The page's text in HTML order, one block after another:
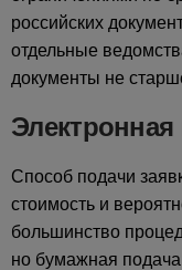
российских
отдельные
документы не
Способ подачи
стоимость и
большинство
но бумажная